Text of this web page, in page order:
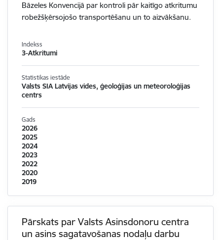
Bāzeles Konvencijā par kontroli pār kaitīgo atkritumu
robežšķērsojošo transportēšanu un to aizvākšanu.
Indekss
3-Atkritumi
Statistikas iestāde
Valsts SIA Latvijas vides, ģeoloģijas un meteoroloģijas
centrs
Gads
2026
2025
2024
2023
2022
2020
2019
Pārskats par Valsts Asinsdonoru centra
un asins sagatavošanas nodaļu darbu